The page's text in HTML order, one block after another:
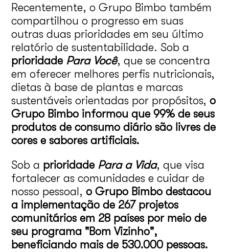
Recentemente, o Grupo Bimbo também
compartilhou o progresso em suas
outras duas prioridades em seu último
relatório de sustentabilidade. Sob a
prioridade Para Você, que se concentra
em oferecer melhores perfis nutricionais,
dietas à base de plantas e marcas
sustentáveis orientadas por propósitos,o
Grupo Bimbo informou que 99% de seus
produtos de consumo diário são livres de
cores e sabores artificiais.
Sob a prioridade Para a Vida, que visa
fortalecer as comunidades e cuidar de
nosso pessoal,o Grupo Bimbo destacou
a implementação de 267 projetos
comunitários em 28 países por meio de
seu programa "Bom Vizinho",
beneficiando mais de 530.000 pessoas.